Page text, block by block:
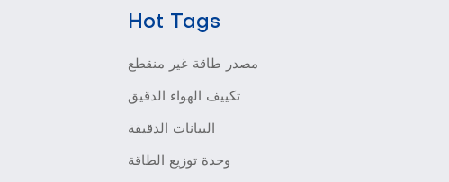
Hot Tags
مصدر طاقة غير منقطع
تكييف الهواء الدقيق
البيانات الدقيقة
وحدة توزيع الطاقة